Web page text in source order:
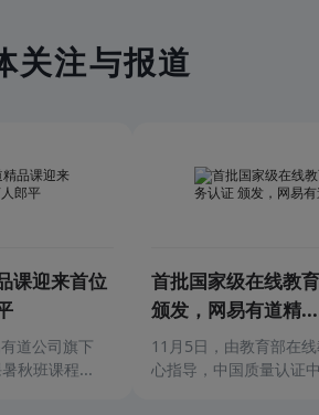
关注与报道
课迎来首位
道公司旗下
秋班课程...
首批国家级在线教
颁发，网易有道精...
11月5日，由教育部在
心指导，中国质量认证